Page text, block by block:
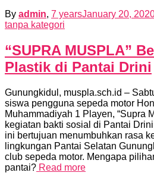
By admin, 7 yearsJanuary 20,
tanpa kategori
“SUPRA MUSPLA”
Plastik di Pantai Drini
Gunungkidul, muspla.sch.id –
siswa pengguna sepeda motor
Muhammadiyah 1 Playen, “Supra
kegiatan bakti sosial di Pantai
ini bertujuan menumbuhkan rasa
lingkungan Pantai Selatan
club sepeda motor. Mengapa
pantai? Read more